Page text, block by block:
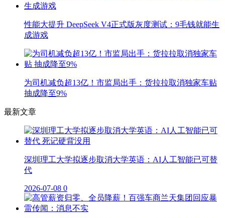
性能大提升 DeepSeek V4正式版灰度测试：9毛钱就能生
成游戏
为司机减负超13亿！市监局出手：货拉拉取消独家车贴
抽成降至9%
最新文章
深圳理工大学拟逐步取消大学英语：AI人工智能已可替
代
2026-07-08 0